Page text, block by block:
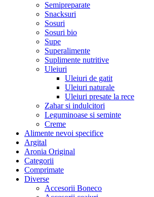
Semipreparate
Snacksuri
Sosuri
Sosuri bio
Supe
Superalimente
Suplimente nutritive
Uleiuri
Uleiuri de gatit
Uleiuri naturale
Uleiuri presate la rece
Zahar si indulcitori
Leguminoase si seminte
Creme
Alimente nevoi specifice
Argital
Aronia Original
Categorii
Comprimate
Diverse
Accesorii Boneco